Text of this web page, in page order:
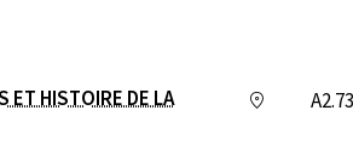
ET HISTOIRE DE LA